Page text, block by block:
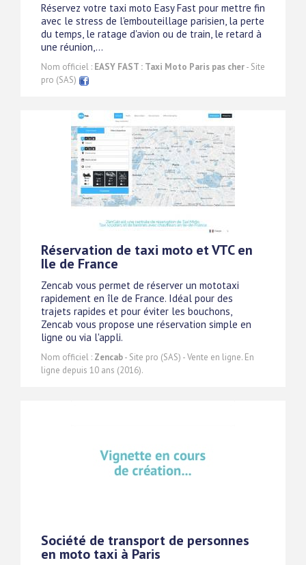
Réservez votre taxi moto Easy Fast pour mettre fin
avec le stress de l'embouteillage parisien, la perte
du temps, le ratage d'avion ou de train, le retard à
une réunion,...
Nom officiel : EASY FAST : Taxi Moto Paris pas cher- Site
pro (SAS)
Réservation de taxi moto et VTC en
Ile de France
Zencab vous permet de réserver un mototaxi
rapidement en île de France. Idéal pour des
trajets rapides et pour éviter les bouchons,
Zencab vous propose une réservation simple en
ligne ou via l'appli.
Nom officiel : Zencab- Site pro (SAS) - Vente en ligne. En
ligne depuis 10 ans (2016).
Société de transport de personnes
en moto taxi à Paris